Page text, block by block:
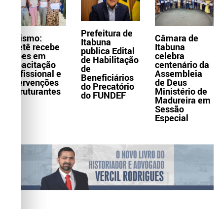
Turismo:
Itaetê recebe
ações em
capacitação
profissional e
intervenções
estruturantes
Prefeitura de
Itabuna
publica Edital
de Habilitação
de
Beneficiários
do Precatório
do FUNDEF
Câmara de
Itabuna
celebra
centenário da
Assembleia
de Deus
Ministério de
Madureira em
Sessão
Especial